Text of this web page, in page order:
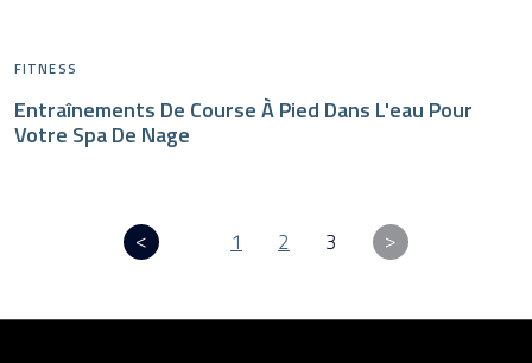
FITNESS
Entraînements De Course À Pied Dans L'eau Pour
Votre Spa De Nage
1 2 3